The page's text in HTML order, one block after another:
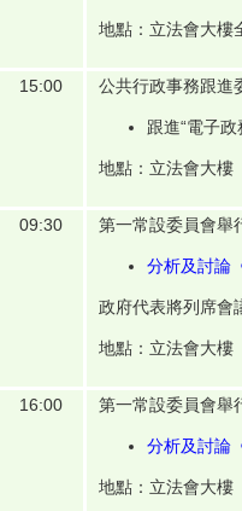
地點：立法會大樓
15:00 公共行政事務跟進
跟進“電子
地點：立法會大樓
09:30 第一常設委員會舉
分析及討論
政府代表將列席會
地點：立法會大樓
16:00 第一常設委員會舉
分析及討論
地點：立法會大樓